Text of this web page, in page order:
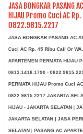
JASA BONGKAR PASANG
HIJAU Promo Cuci AC
0822.9815.2217
JASA BONGKAR PASANG AC
Cuci AC Rp. 45 Ribu Call Or
APARTEMEN PERMATA HIJAU
0813.1418.1790 -
PERMATA HIJAU Promo Cuci
0822.9815.2217 JAKARTA
HIJAU - JAKARTA SELATAN |
JAKARTA SELATAN | JASA
SELATAN | PASANG AC